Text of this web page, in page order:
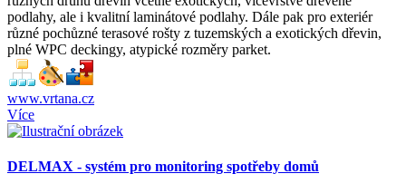
podlahy, ale i kvalitní laminátové podlahy. Dále pak pro exteriér
různé pochůzné terasové rošty z tuzemských a exotických dřevin,
plné WPC deckingy, atypické rozměry parket.
www.vrtana.cz
Více
DELMAX - systém pro monitoring spotřeby domů